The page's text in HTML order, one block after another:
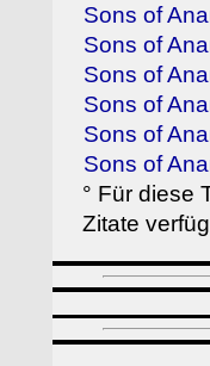
Sons of
Sons of
Sons of
Sons of
Sons of
Sons of
° Für diese
Zitate